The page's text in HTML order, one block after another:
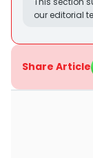
our editorial
Share Article